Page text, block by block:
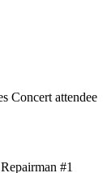
Concert attendee
#1